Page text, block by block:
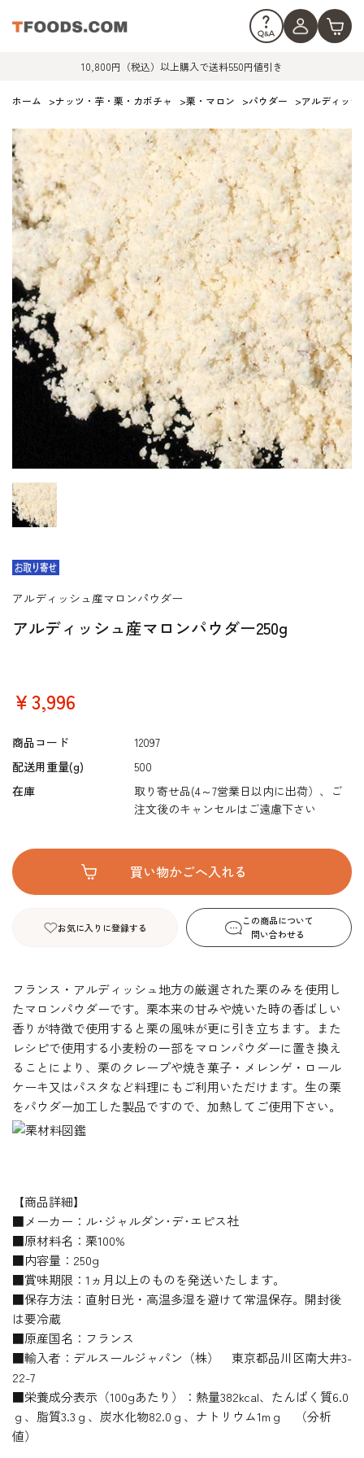
10,800円（税込）以上購入で送料550円値引き
ホーム >ナッツ・芋・栗・カボチャ >栗・マロン >パウダー >アルディッシ
アルディッシュ産マロンパウダー250g
アルディッシュ産マロンパウダー
￥3,996
商品コード
12097
配送用重量(g)
500
在庫
取り寄せ品(4～7営業日以内に出荷）、ご
注文後のキャンセルはご遠慮下さい
お気に入りに登録する
この商品について
問い合わせる
フランス・アルディッシュ地方の厳選された栗のみを使用し
たマロンパウダーです。栗本来の甘みや焼いた時の香ばしい
香りが特徴で使用すると栗の風味が更に引き立ちます。また
レシピで使用する小麦粉の一部をマロンパウダーに置き換え
ることにより、栗のクレープや焼き菓子・メレンゲ・ロール
ケーキ又はパスタなど料理にもご利用いただけます。生の栗
をパウダー加工した製品ですので、加熱してご使用下さい。
【商品詳細】
■メーカー：ル･ジャルダン･デ･エピス社
■原材料名：栗100%
■内容量：250g
■賞味期限：1ヵ月以上のものを発送いたします。
■保存方法：直射日光・高温多湿を避けて常温保存。開封後
は要冷蔵
■原産国名：フランス
■輸入者：デルスールジャパン（株） 東京都品川区南大井3-
22-7
■栄養成分表示（100gあたり）：熱量382kcal、たんぱく質6.0
ｇ、脂質3.3ｇ、炭水化物82.0ｇ、ナトリウム1mｇ （分析
値）